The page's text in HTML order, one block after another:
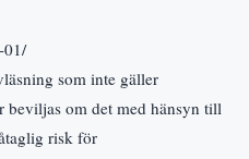
01/
som inte gäller
om det med hänsyn till
risk för